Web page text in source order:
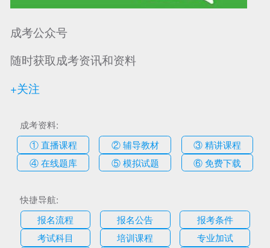
成考公众号
随时获取成考资讯和资料
+关注
成考资料:
① 直播课程
② 辅导教材
③ 精讲课程
④ 在线题库
⑤ 模拟试题 ⑥ 免费下载
快捷导航:
报名流程
报名公告
报考条件
考试科目
培训课程
专业加试